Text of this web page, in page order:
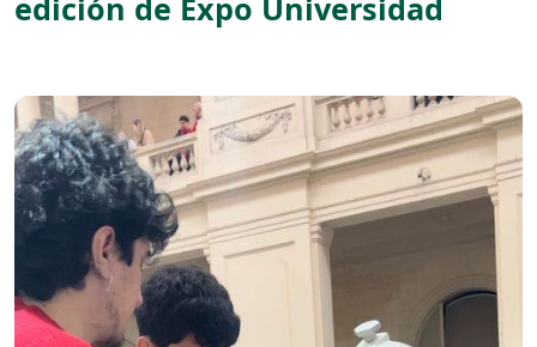
edición de Expo Universidad